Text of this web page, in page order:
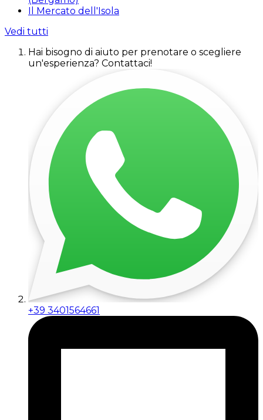
Il Mercato dell'Isola
Vedi tutti
Hai bisogno di aiuto per prenotare o scegliere
un'esperienza? Contattaci!
+39 3401564661